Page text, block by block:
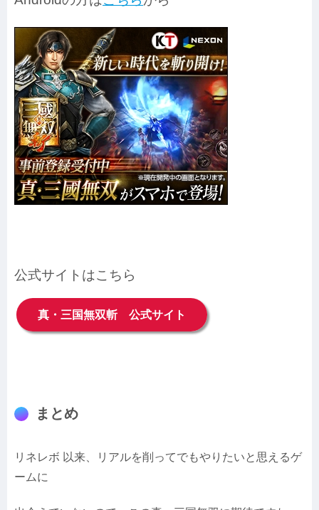
公式サイトはこちら
真・三国無双斬 公式サイト
まとめ
リネレボ 以来、リアルを削ってでもやりたいと思えるゲ
ームに